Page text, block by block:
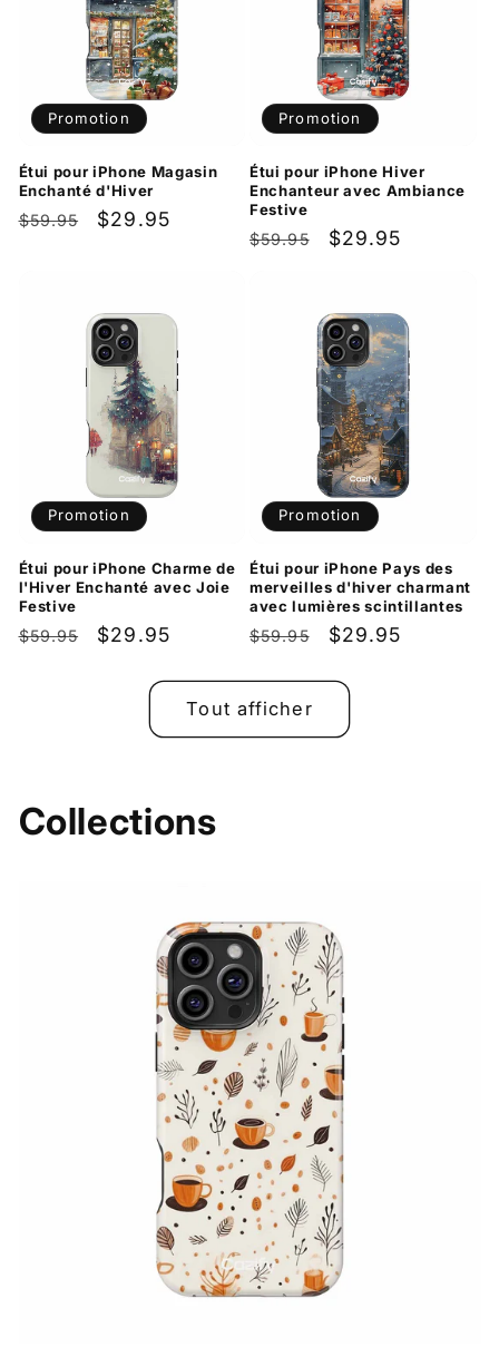
Promotion
Étui pour iPhone Magasin
Enchanté d'Hiver
Prix
$59.95
Prix
$29.95
Promotion
Étui pour iPhone Hiver
Enchanteur avec Ambiance
Festive
Prix
$59.95
Prix
$29.95
Promotion
Étui pour iPhone Charme de
l'Hiver Enchanté avec Joie
Festive
Prix
$59.95
Prix
$29.95
Promotion
Étui pour iPhone Pays des
merveilles d'hiver charmant
avec lumières scintillantes
Prix
$59.95
Prix
$29.95
Tout afficher
Collections